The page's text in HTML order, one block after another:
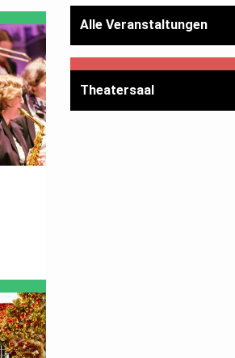
Alle Veranstaltungen
Theatersaal